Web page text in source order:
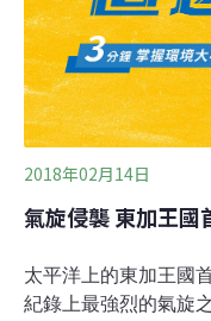
2018年02月14日
氣旋侵襲 東加王國
太平洋上的東加王國
紀錄上最強烈的氣旋